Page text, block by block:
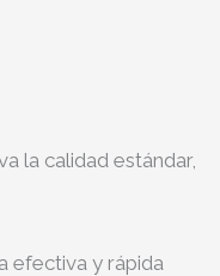
la calidad estándar,
efectiva y rápida